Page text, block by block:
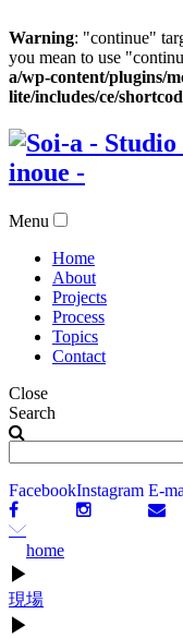
Warning: "continue"
you mean to use
a/wp-content/plugins/
lite/includes/ce/
Menu
Home
About
Projects
Process
Topics
Contact
Close
Search
FacebookInstagram E-
home
▶
現場
▶